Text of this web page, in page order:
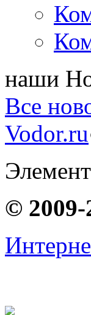
наши
Все
Vodor.ru
© 2009-